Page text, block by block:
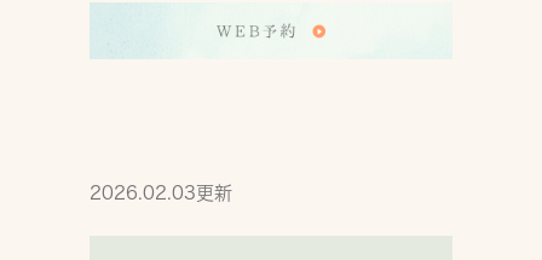
2026.02.03更新